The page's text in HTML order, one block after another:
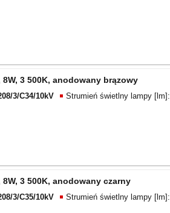
3 500K, anodowany brązowy
3/C34/10kV Strumień świetlny lampy [lm]:
3 500K, anodowany czarny
3/C35/10kV Strumień świetlny lampy [lm]: